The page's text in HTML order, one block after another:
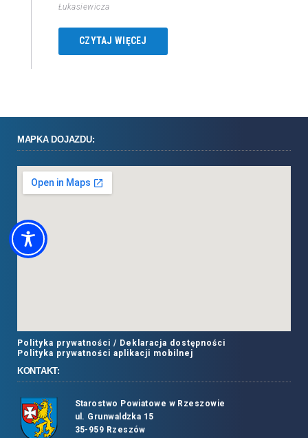
Łukasiewicza
CZYTAJ WIĘCEJ
MAPKA DOJAZDU:
Polityka prywatności / Deklaracja dostępności
Polityka prywatności aplikacji mobilnej
KONTAKT:
Starostwo Powiatowe w Rzeszowie
ul. Grunwaldzka 15
35-959 Rzeszów